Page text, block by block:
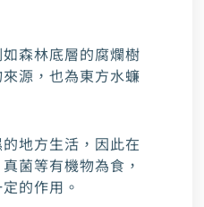
森林底層的腐爛樹
源，也為東方水蠊
地方生活，因此在
菌等有機物為食，
的作用。